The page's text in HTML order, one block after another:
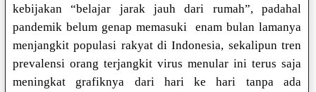
kebijakan “belajar jarak jauh dari rumah”, padahal
pandemik belum genap memasuki
enam bulan lamanya
menjangkit populasi rakyat di Indonesia, sekalipun tren
prevalensi orang terjangkit virus menular ini terus saja
meningkat grafiknya dari hari ke hari tanpa ada